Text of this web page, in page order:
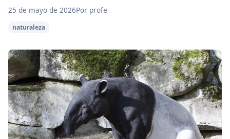
25 de mayo de 2026Por profe
naturaleza